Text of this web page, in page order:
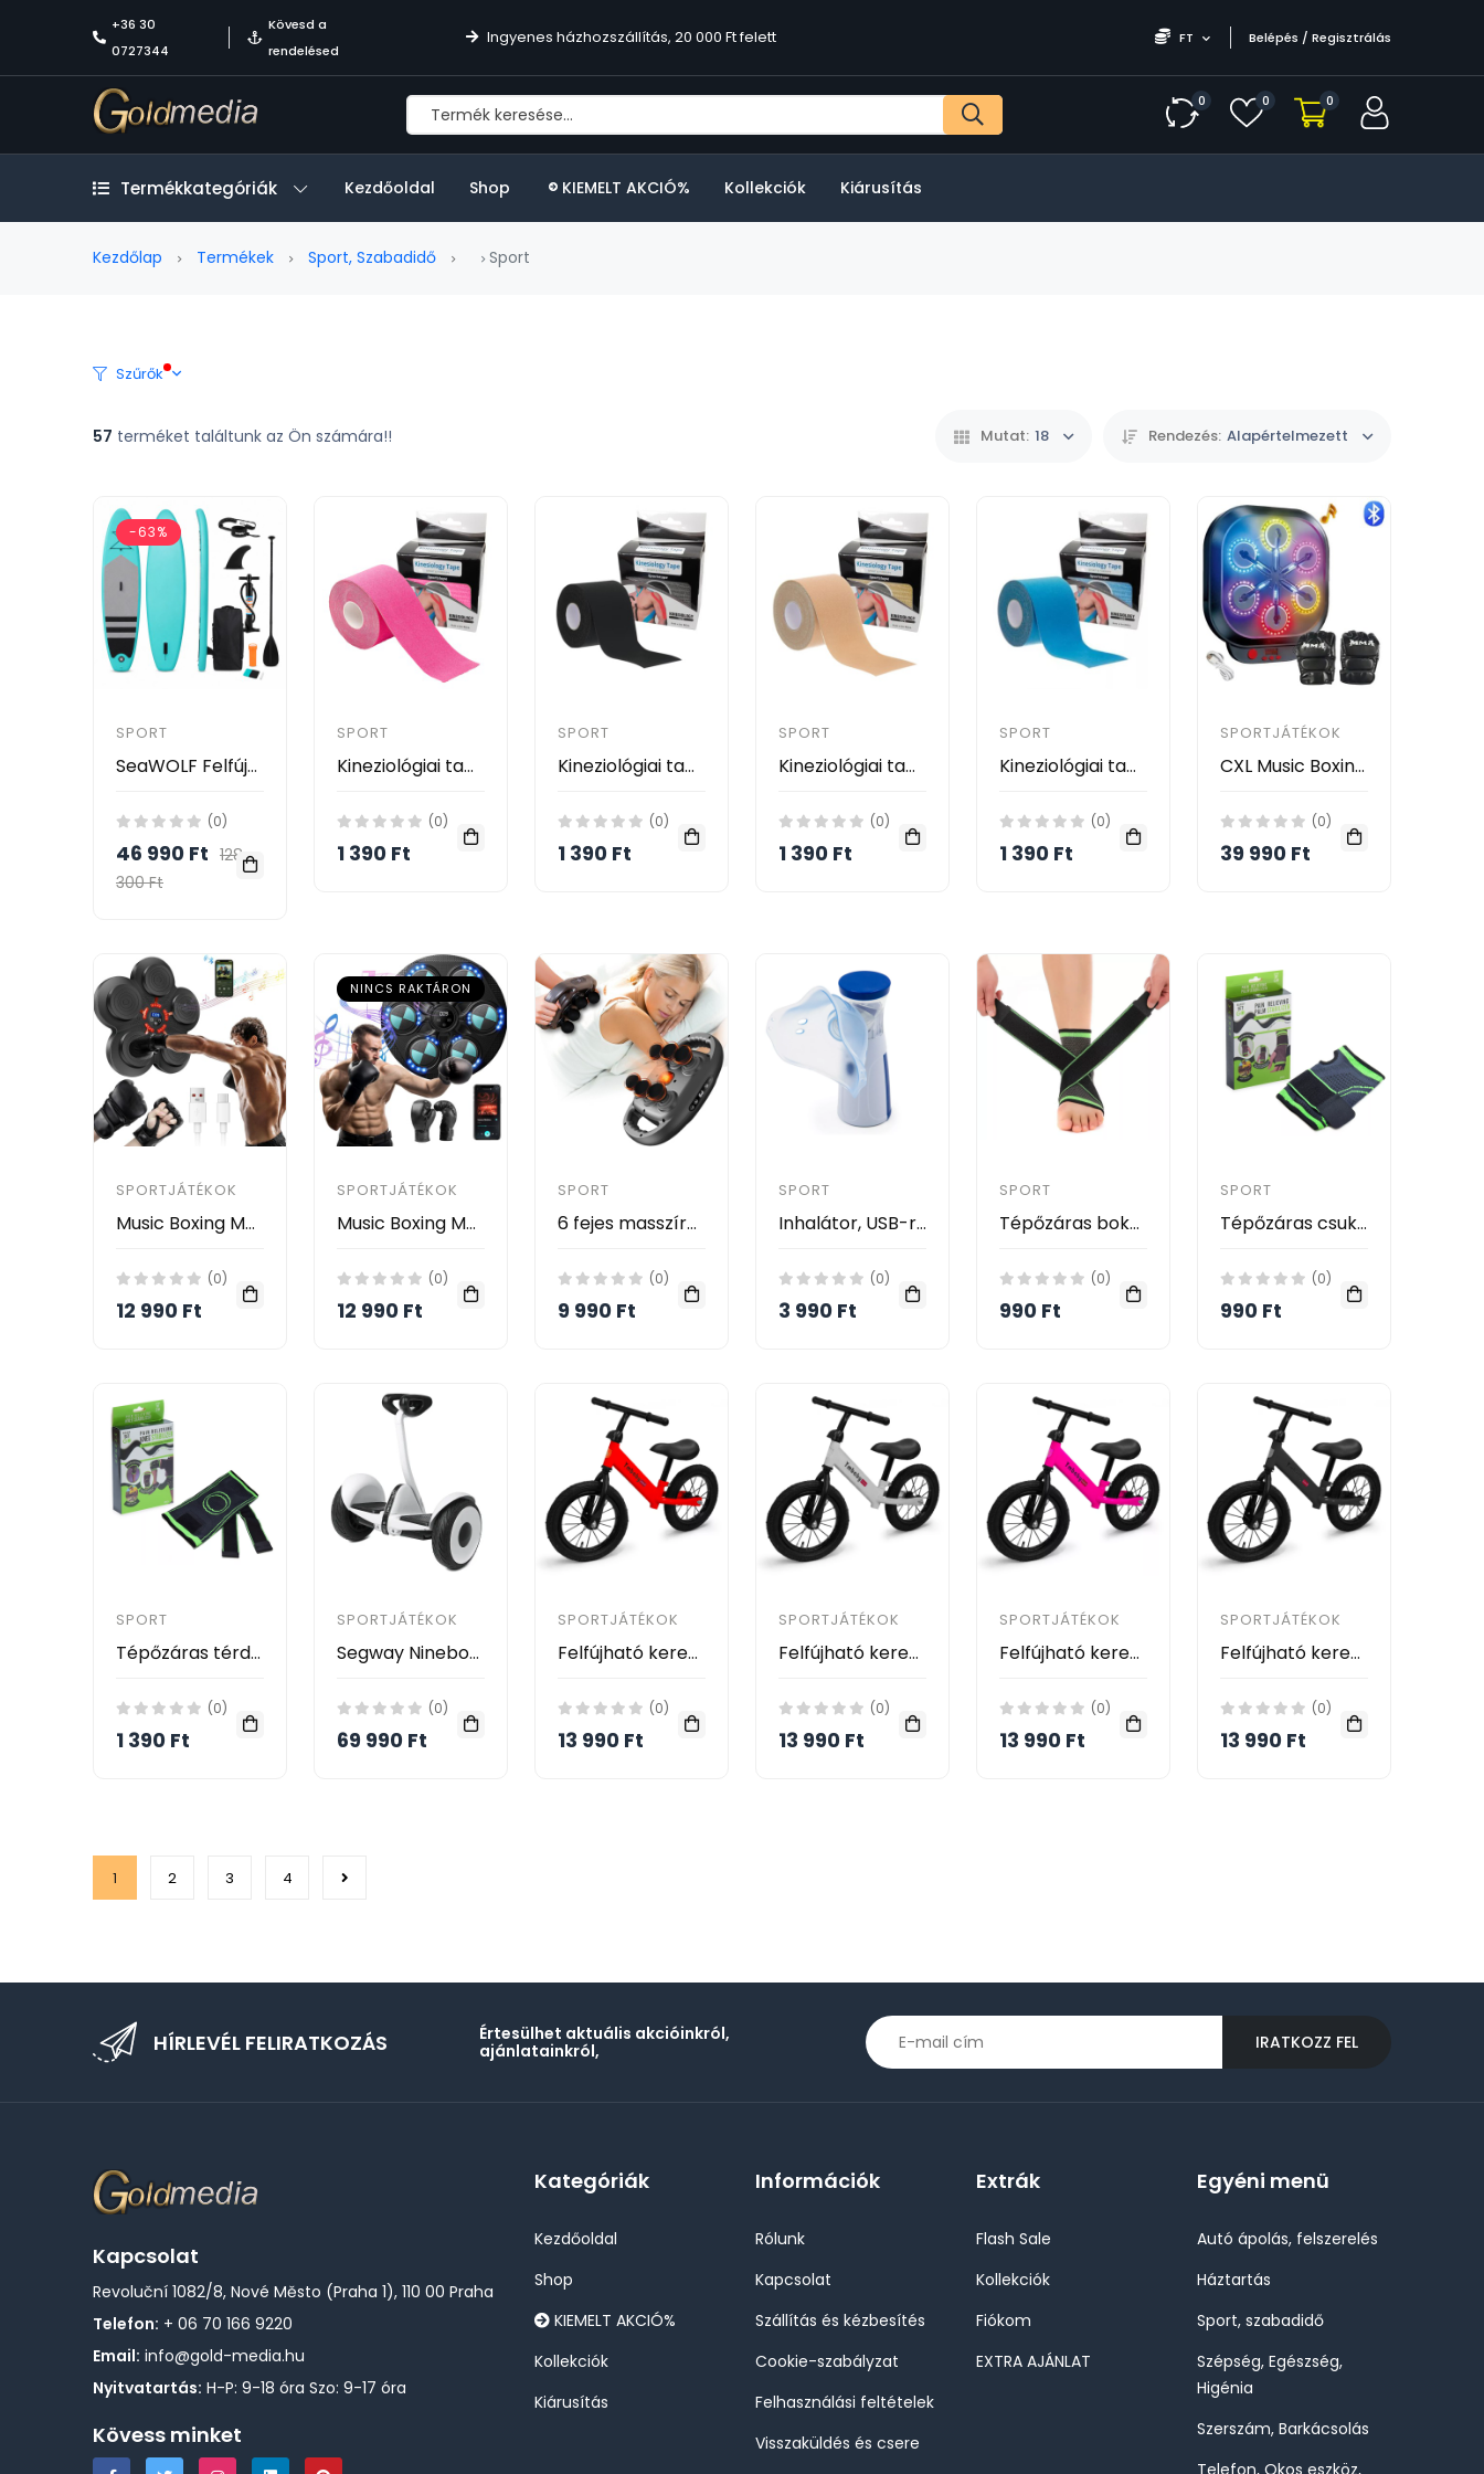
+36 30
0727344
Kövesd a
rendelésed
Ingyenes házhozszállítás, 20 000 Ft felett FT Belépés / Regisztrálás
0 0 0
Termékkategóriák Kezdőoldal Shop KIEMELT AKCIÓ% Kollekciók Kiárusítás
Kezdőlap Termékek Sport, Szabadidő Sport
Szűrők
57 terméket találtunk az Ön számára!! Mutat: 18 Rendezés: Alapértelmezett
-63%
SPORT
SeaWOLF Felfújható Állószörf (SUP) 320 cm – Komplett Szett Kezdőknek és Haladóknak
(0)
46 990 Ft 128
300 Ft
SPORT
Kineziológiai tapasz, pink, 5 cm x 5 m
(0)
1 390 Ft
SPORT
Kineziológiai tapasz, Fekete, 5 cm x 5 m
(0)
1 390 Ft
SPORT
Kineziológiai tapasz, bézs, 5 cm x 5 m
(0)
1 390 Ft
SPORT
Kineziológiai tapasz, világoskék, 5 cm x 5 m
(0)
1 390 Ft
SPORTJÁTÉKOK
CXL Music Boxing Machine cél Falra Szerelhető Bluetooth Boxgép Kesztyűvel
(0)
39 990 Ft
SPORTJÁTÉKOK
Music Boxing Machine target Falra Szerelhető Bluetooth Boxgép Kesztyűvel
(0)
12 990 Ft
NINCS RAKTÁRON
SPORTJÁTÉKOK
Music Boxing Machine Falra Szerelhető Bluetooth Boxgép Kesztyűvel
(0)
12 990 Ft
SPORT
6 fejes masszírozó gép
(0)
9 990 Ft
SPORT
Inhalátor, USB-ről tölthető - felnőtt és gyerek maszkkal -JSL-W302
(0)
3 990 Ft
SPORT
Tépőzáras bokaszorító
(0)
990 Ft
SPORT
Tépőzáras csuklószorító
(0)
990 Ft
SPORT
Tépőzáras térdszorító
(0)
1 390 Ft
SPORTJÁTÉKOK
Segway Ninebot scooter MINIROBOT + Bluetooth + Smartphone App + távirányító- önegyensúlyozó mechanizmus
(0)
69 990 Ft
SPORTJÁTÉKOK
Felfújható kerekű futóbicikli gyerekeknek - piros
(0)
13 990 Ft
SPORTJÁTÉKOK
Felfújható kerekű futóbicikli gyerekeknek - fehér
(0)
13 990 Ft
SPORTJÁTÉKOK
Felfújható kerekű futóbicikli gyerekeknek - rózsaszín
(0)
13 990 Ft
SPORTJÁTÉKOK
Felfújható kerekű futóbicikli gyerekeknek - fekete
(0)
13 990 Ft
1 2 3 4
HÍRLEVÉL FELIRATKOZÁS
Értesülhet aktuális akcióinkról,
ajánlatainkról,
IRATKOZZ FEL
Kapcsolat
Revoluční 1082/8, Nové Město (Praha 1), 110 00 Praha
Telefon: + 06 70 166 9220
Email: info@gold-media.hu
Nyitvatartás: H-P: 9-18 óra Szo: 9-17 óra
Kövess minket
Kategóriák
Kezdőoldal
Shop
KIEMELT AKCIÓ%
Kollekciók
Kiárusítás
Információk
Rólunk
Kapcsolat
Szállítás és kézbesítés
Cookie-szabályzat
Felhasználási feltételek
Visszaküldés és csere
Extrák
Flash Sale
Kollekciók
Fiókom
EXTRA AJÁNLAT
Egyéni menü
Autó ápolás, felszerelés
Háztartás
Sport, szabadidő
Szépség, Egészség,
Higénia
Szerszám, Barkácsolás
Telefon, Okos eszköz,